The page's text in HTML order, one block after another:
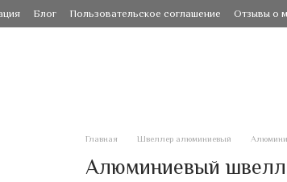
Блог Пользовательское соглашение Отзывы о
Главная Швеллер алюминиевый
Алюминиевый